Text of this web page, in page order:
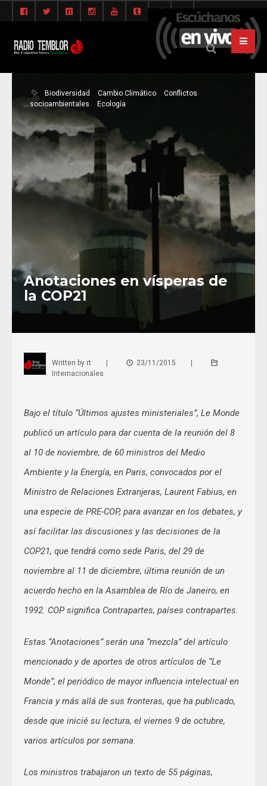
Biodiversidad Cambio Climático
Conflictos
socioambientales
Ecología
Anotaciones en vísperas de
la COP21
Written by rt 23/11/2015
Internacionales
Bajo el título “Últimos ajustes ministeriales”, Le Monde
publicó un artículo para dar cuenta de la reunión del 8
al 10 de noviembre, de 60 ministros del Medio
Ambiente y la Energía, en Paris, convocados por el
Ministro de Relaciones Extranjeras, Laurent Fabius, en
una especie de PRE-COP, para avanzar en los debates, y
así facilitar las discusiones y las decisiones de la
COP21, que tendrá como sede Paris, del 29 de
noviembre al 11 de diciembre, última reunión de un
acuerdo hecho en la Asamblea de Río de Janeiro, en
1992. COP significa Contrapartes, países contrapartes.
Estas “Anotaciones” serán una “mezcla” del artículo
mencionado y de aportes de otros artículos de “Le
Monde”, el periódico de mayor influencia intelectual en
Francia y más allá de sus fronteras, que ha publicado,
desde que inicié su lectura, el viernes 9 de octubre,
varios artículos por semana.
Los ministros trabajaron un texto de 55 páginas,